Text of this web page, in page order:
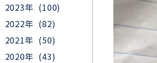
2023年 (100)
2022年 (82)
2021年 (50)
2020年 (43)